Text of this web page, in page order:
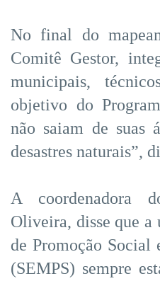
No final do
Comitê Gestor,
municipais,
objetivo do
não saiam de suas
desastres naturais”,
A coordenadora
Oliveira, disse que a
de Promoção Social
(SEMPS) sempre